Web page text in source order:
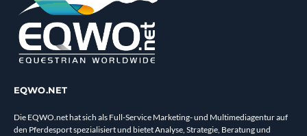
EQWO.NET
Die EQWO.net hat sich als Full-Service Marketing- und Multimediagentur auf
den Pferdesport spezialisiert und bietet Analyse, Strategie, Beratung und